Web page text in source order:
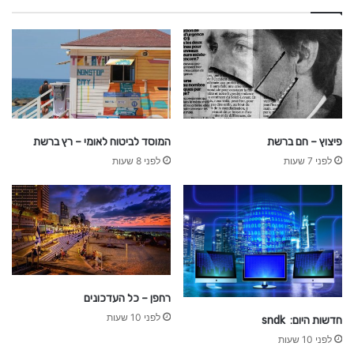
פיצוץ – חם ברשת
לפני 7 שעות
המוסד לביטוח לאומי – רץ ברשת
לפני 8 שעות
חדשות היום: sndk
לפני 10 שעות
רחפן – כל העדכונים
לפני 10 שעות